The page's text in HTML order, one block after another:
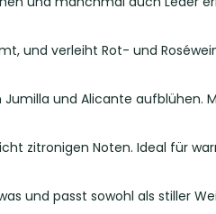
und verleiht Rot- und
und Alicante aufblühen.
zitronigen Noten. Ideal für
und passt sowohl als stiller